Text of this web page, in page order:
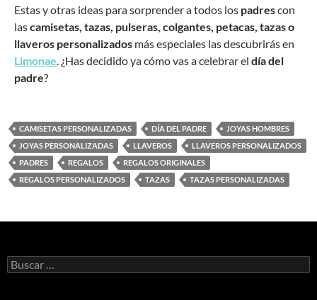
Estas y otras ideas para sorprender a todos los padrescon
lascamisetas, tazas, pulseras, colgantes, petacas, tazas o
llaveros personalizados más especiales las descubrirás en
Limonae . ¿Has decidido ya cómo vas a celebrar el día del
padre?
CAMISETAS PERSONALIZADAS DÍA DEL PADRE
JOYAS HOMBRES
JOYAS PERSONALIZADAS
LLAVEROS
LLAVEROS PERSONALIZADOS
PADRES
REGALOS
REGALOS ORIGINALES
REGALOS PERSONALIZADOS
TAZAS TAZAS PERSONALIZADAS